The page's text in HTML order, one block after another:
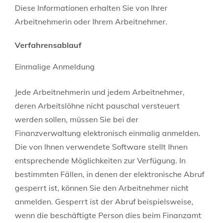
Diese Informationen erhalten Sie von Ihrer
Arbeitnehmerin oder Ihrem Arbeitnehmer.
Verfahrensablauf
Einmalige Anmeldung
Jede Arbeitnehmerin und jedem Arbeitnehmer,
deren Arbeitslöhne nicht pauschal versteuert
werden sollen, müssen Sie bei der
Finanzverwaltung elektronisch einmalig anmelden.
Die von Ihnen verwendete Software stellt Ihnen
entsprechende Möglichkeiten zur Verfügung. In
bestimmten Fällen, in denen der elektronische Abruf
gesperrt ist, können Sie den Arbeitnehmer nicht
anmelden. Gesperrt ist der Abruf beispielsweise,
wenn die beschäftigte Person dies beim Finanzamt